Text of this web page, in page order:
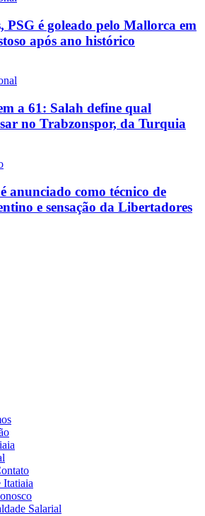
PSG é goleado pelo Mallorca em
após ano histórico
a 61: Salah define qual
no Trabzonspor, da Turquia
anunciado como técnico de
e sensação da Libertadores
Itatiaia
Salarial